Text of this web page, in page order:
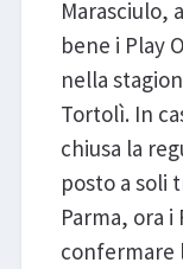
Marasciulo,
bene i Play
nella
Tortolì. In
chiusa la
posto a soli
Parma, ora
confermare